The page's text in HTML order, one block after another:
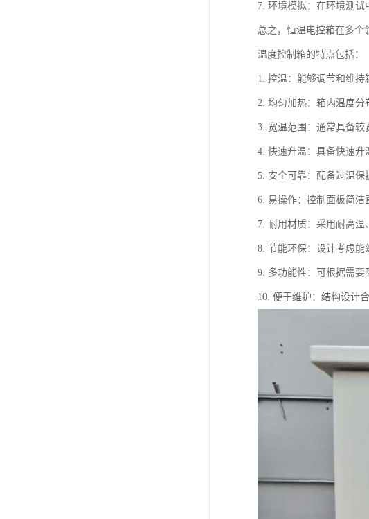
7. 环境模拟：在环境测试
总之，恒温电控箱在多个
温度控制箱的特点包括：
1. 控温：能够调节和维持
2. 均匀加热：箱内温度分
3. 宽温范围：通常具备较
4. 快速升温：具备快速升
5. 安全可靠：配备过温保
6. 易操作：控制面板简洁
7. 耐用材质：采用耐高温
8. 节能环保：设计考虑能
9. 多功能性：可根据需要
10. 便于维护：结构设计